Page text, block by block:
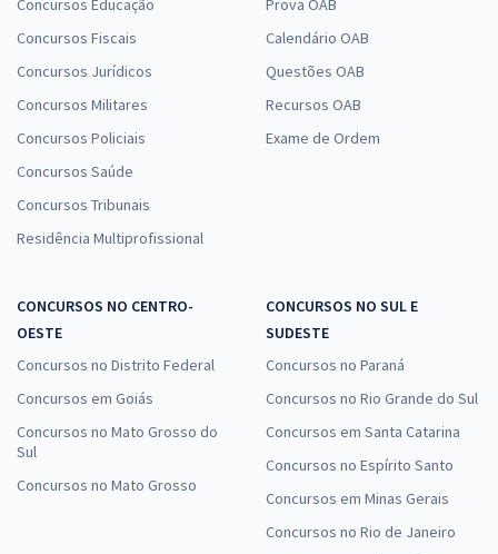
Concursos Educação
Concursos Fiscais
Concursos Jurídicos
Concursos Militares
Concursos Policiais
Concursos Saúde
Concursos Tribunais
Residência Multiprofissional
Prova OAB
Calendário OAB
Questões OAB
Recursos OAB
Exame de Ordem
CONCURSOS NO CENTRO-
OESTE
Concursos no Distrito Federal
Concursos em Goiás
Concursos no Mato Grosso do
Sul
Concursos no Mato Grosso
CONCURSOS NO SUL E
SUDESTE
Concursos no Paraná
Concursos no Rio Grande do Sul
Concursos em Santa Catarina
Concursos no Espírito Santo
Concursos em Minas Gerais
Concursos no Rio de Janeiro